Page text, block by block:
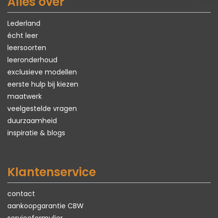
Lederland
écht leer
leersoorten
leeronderhoud
exclusieve modellen
eerste hulp bij kiezen
maatwerk
veelgestelde vragen
duurzaamheid
inspiratie & blogs
Klantenservice
contact
aankoopgarantie CBW